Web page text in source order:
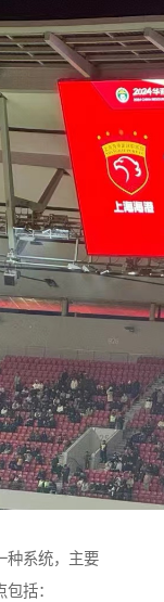
种系统，主要
括：